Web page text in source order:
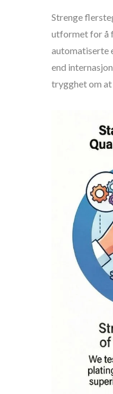
Strenge
utformet for å
automatiserte
end
trygghet om